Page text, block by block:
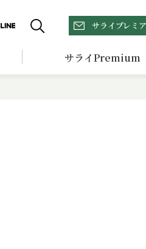
サライプレミ
サライPremium